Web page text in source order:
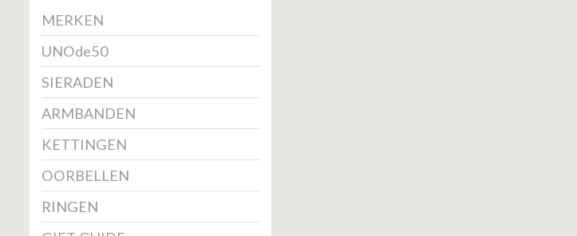
MERKEN
UNOde50
SIERADEN
ARMBANDEN
KETTINGEN
OORBELLEN
RINGEN